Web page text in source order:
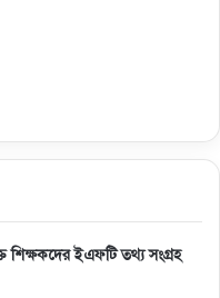
শিক্ষকদের ইএফটি তথ্য সংগ্রহ